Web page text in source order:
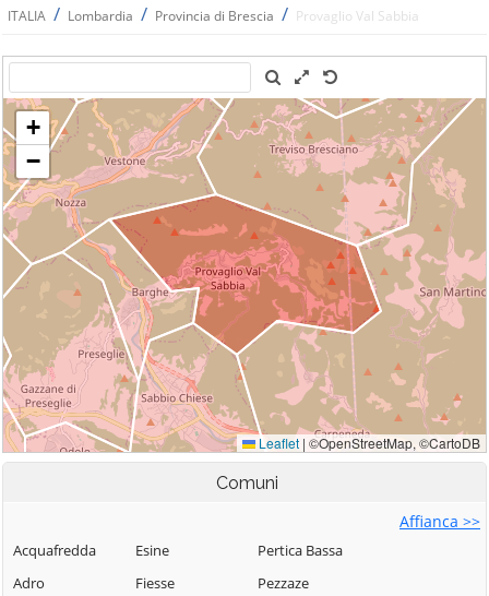
ITALIA / Lombardia / Provincia di Brescia / Provaglio Val Sabbia
Comuni
Affianca >>
Acquafredda
Adro
Esine
Fiesse
Pertica Bassa
Pezzaze